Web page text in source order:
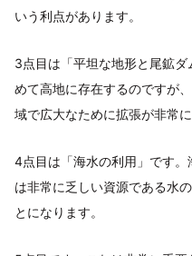
いう利点があります。
3点目は「平坦な地形と尾鉱
めて高地に存在するのですが
域で広大なために拡張が非常
4点目は「海水の利用」です
は非常に乏しい資源である水
とになります。